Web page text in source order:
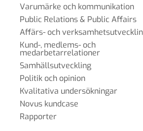
Varumärke och kommunikation
Public Relations & Public Affairs
Affärs- och
Kund-, medlems- och
medarbetarrelationer
Samhällsutveckling
Politik och opinion
Kvalitativa undersökningar
Novus kundcase
Rapporter